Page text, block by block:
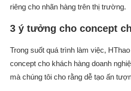
riêng cho nhãn hàng trên thị trường.
3 ý tưởng cho concept
Trong suốt quá trình làm việc,
concept cho khách hàng doanh
mà chúng tôi cho rằng dễ tạo ấn